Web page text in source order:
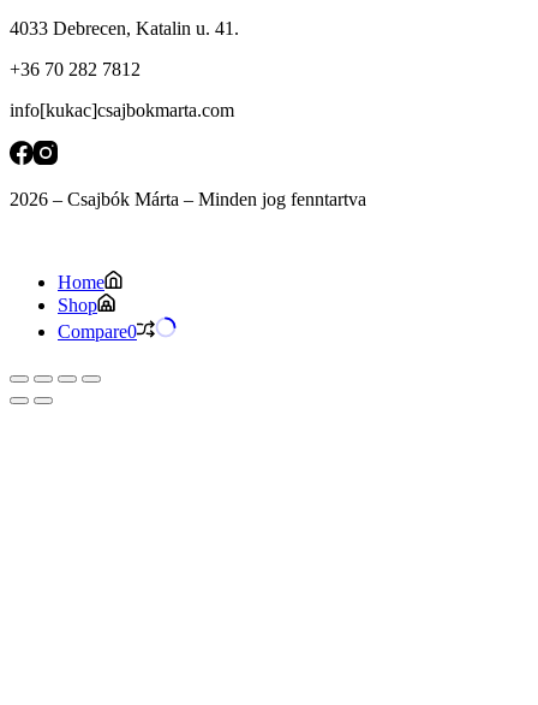
4033 Debrecen, Katalin u. 41.
+36 70 282 7812
info[kukac]csajbokmarta.com
2026 – Csajbók Márta – Minden jog fenntartva
Home
Shop
Compare0